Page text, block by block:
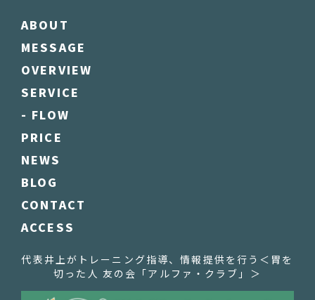
ABOUT
MESSAGE
OVERVIEW
SERVICE
- FLOW
PRICE
NEWS
BLOG
CONTACT
ACCESS
代表井上がトレーニング指導、情報提供を行う ＜胃を
切った人 友の会「アルファ・クラブ」＞